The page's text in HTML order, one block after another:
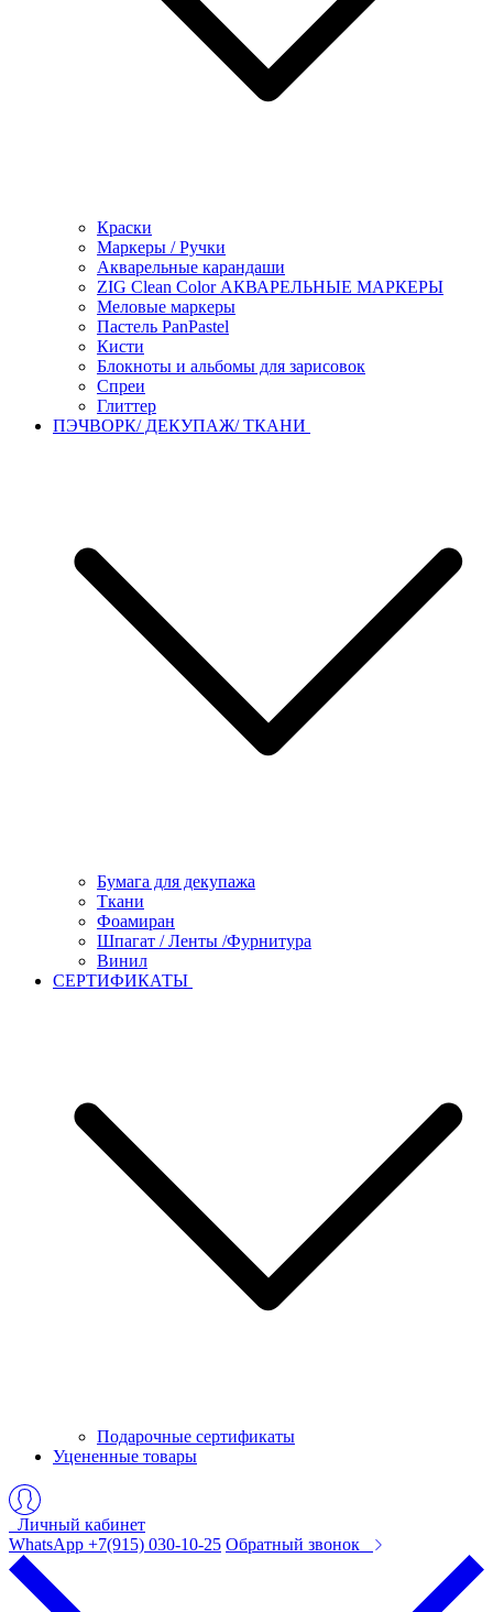
Краски
Маркеры / Ручки
Акварельные карандаши
ZIG Clean Color АКВАРЕЛЬНЫЕ МАРКЕРЫ
Меловые маркеры
Пастель PanPastel
Кисти
Блокноты и альбомы для зарисовок
Спреи
Глиттер
ПЭЧВОРК/ ДЕКУПАЖ/ ТКАНИ
Бумага для декупажа
Ткани
Фоамиран
Шпагат / Ленты /Фурнитура
Винил
СЕРТИФИКАТЫ
Подарочные сертификаты
Уцененные товары
Личный кабинет
WhatsApp +7(915) 030-10-25 Обратный звонок